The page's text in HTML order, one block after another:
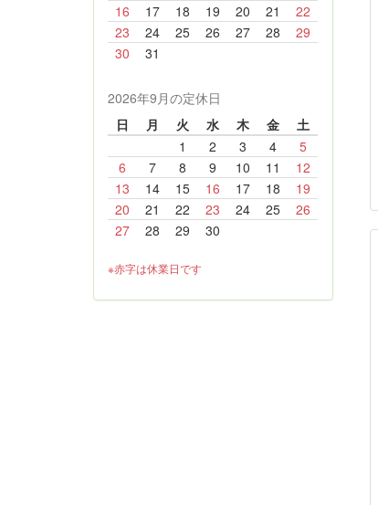
16
17 18 19 20 21
22
23
24 25 26 27 28
29
30
31
2026年9月の定休日
日
月 火 水 木 金
土
1
2 3 4
5
6
7 8 9 10 11
12
13
14 15 16 17 18
19
20
21 22 23 24 25
26
27
28 29 30
※赤字は休業日です